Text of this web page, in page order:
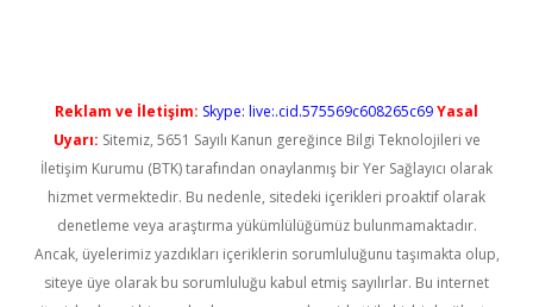
Reklam ve İletişim: Skype: live:.cid.575569c608265c69Yasal
Uyarı: Sitemiz, 5651 Sayılı Kanun gereğince Bilgi Teknolojileri ve
İletişim Kurumu (BTK) tarafından onaylanmış bir Yer Sağlayıcı olarak
hizmet vermektedir. Bu nedenle, sitedeki içerikleri proaktif olarak
denetleme veya araştırma yükümlülüğümüz bulunmamaktadır.
Ancak, üyelerimiz yazdıkları içeriklerin sorumluluğunu taşımakta olup,
siteye üye olarak bu sorumluluğu kabul etmiş sayılırlar. Bu internet